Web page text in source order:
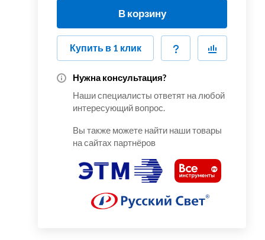
В корзину
Купить в 1 клик
Нужна консультация?
Наши специалисты ответят на любой
интересующий вопрос.
Вы также можете найти наши товары
на сайтах партнёров